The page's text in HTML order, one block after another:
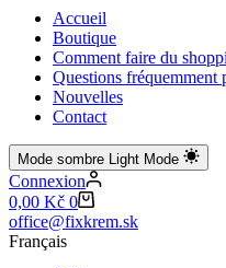
Accueil
Boutique
Comment faire du
Questions fréquemment
Nouvelles
Contact
Mode sombre Light Mode
Connexion
Panier
d’achat
0,00 Kč 0
office@fixkrem.sk
Français